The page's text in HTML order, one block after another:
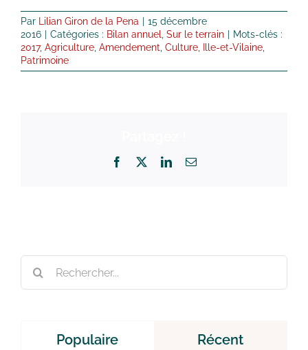
Par Lilian Giron de la Pena
15 décembre
2016
Catégories : Bilan annuel Sur le terrain
Mots-clés :
2017, Agriculture Amendement Culture Ille-et-Vilaine
Patrimoine
Facebook LinkedInEmail
Populaire Récent